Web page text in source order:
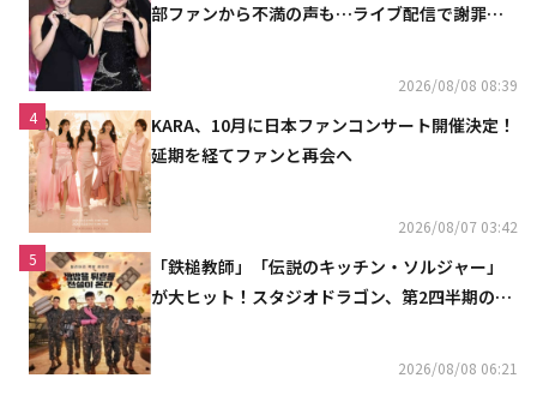
部ファンから不満の声も…ライブ配信で謝罪
2026/08/08 08:39
4
KARA、10月に日本ファンコンサート開催決定！
延期を経てファンと再会へ
2026/08/07 03:42
5
「鉄槌教師」「伝説のキッチン・ソルジャー」
が大ヒット！スタジオドラゴン、第2四半期の売
2026/08/08 06:21